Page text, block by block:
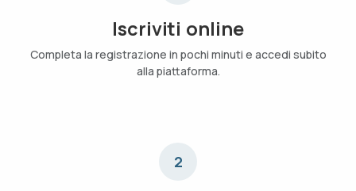
Iscriviti online
Completa la registrazione in pochi minuti e accedi subito
alla piattaforma.
2